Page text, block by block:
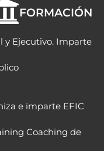
FORMACIÓN
y Ejecutivo. Imparte
e imparte EFIC
Coaching de